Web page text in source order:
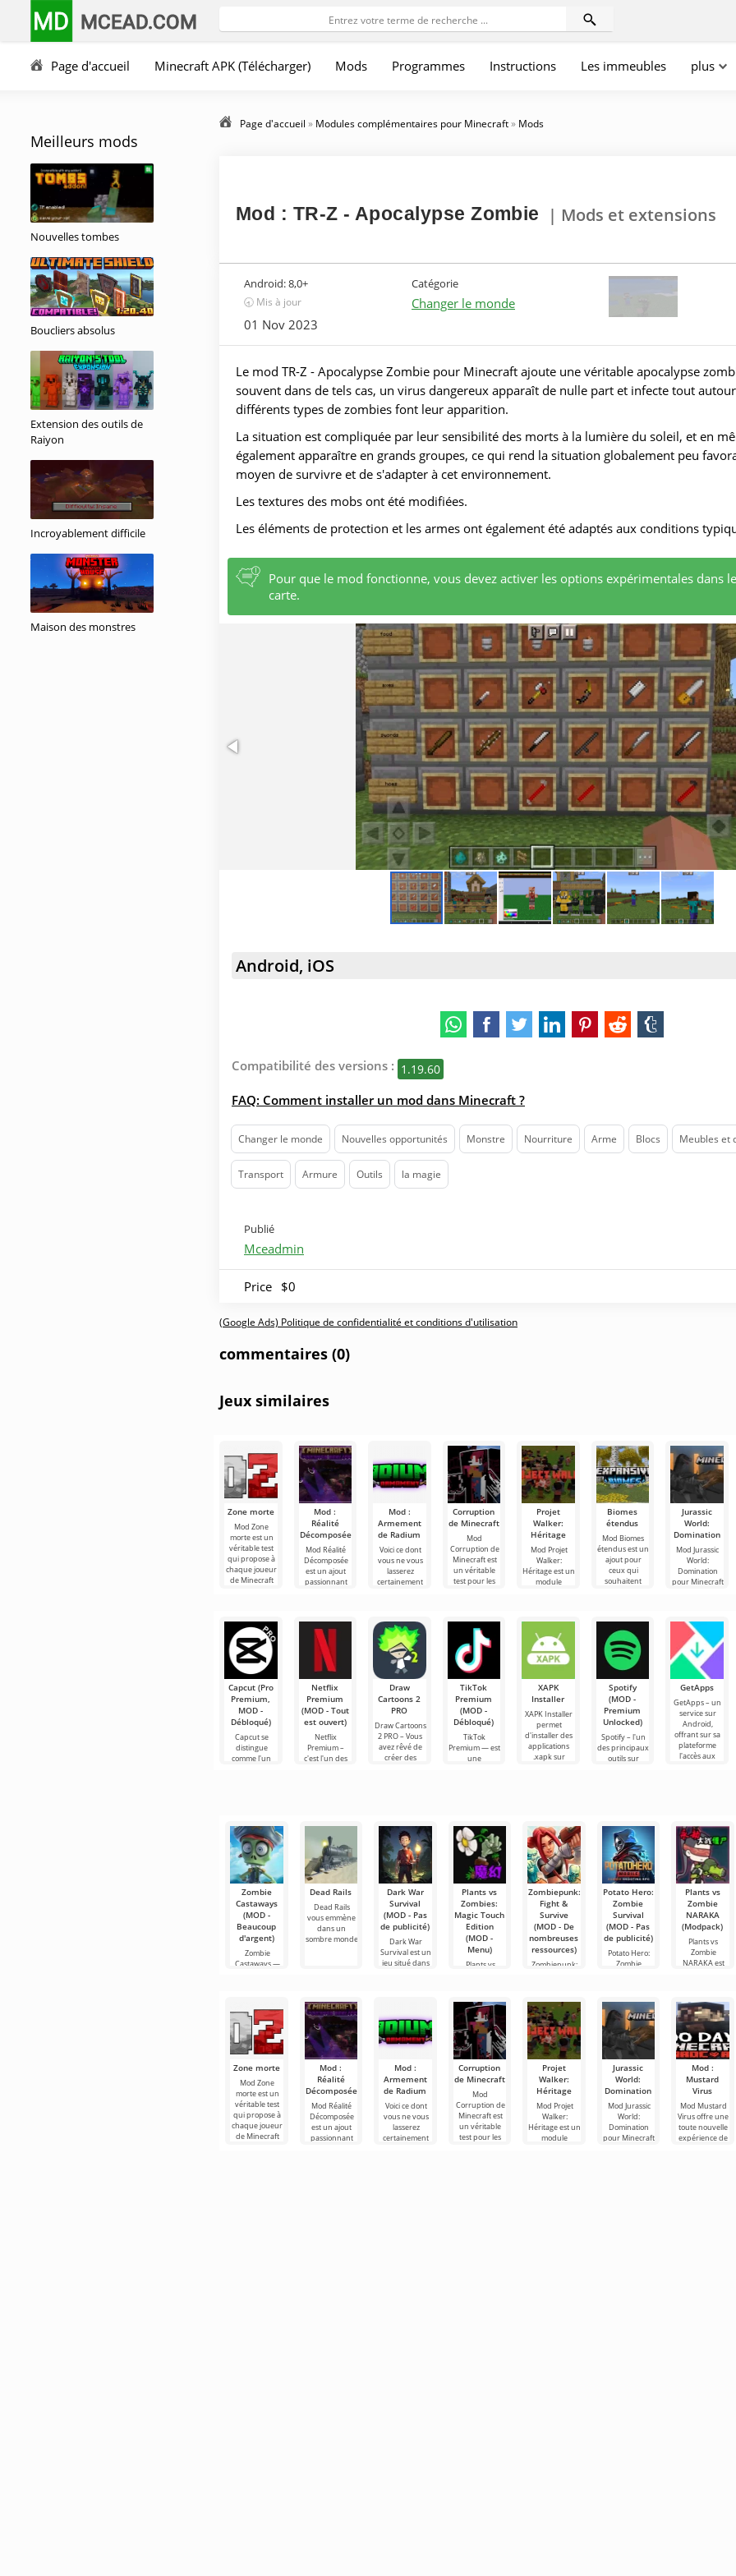
MD MCEAD.COM
Page d'accueil Minecraft APK (Télécharger) Mods Programmes Instructions Les immeubles plus
Meilleurs mods
Nouvelles tombes
Boucliers absolus
Extension des outils de
Raiyon
Incroyablement difficile
Maison des monstres
Page d'accueil » Modules complémentaires pour Minecraft» Mods
Mod : TR-Z - Apocalypse Zombie | Mods et extensions
Android:8,0+
🕣 Mis à jour
01 Nov 2023
Catégorie
Changer le monde
Le mod TR-Z - Apocalypse Zombie pour Minecraft ajoute une véritable apocalypse
souvent dans de tels cas, un virus dangereux apparaît de nulle part et infecte tout
différents types de zombies font leur apparition.
La situation est compliquée par leur sensibilité des morts à la lumière du soleil, et en
également apparaître en grands groupes, ce qui rend la situation globalement peu
moyen de survivre et de s'adapter à cet environnement.
Les textures des mobs ont été modifiées.
Les éléments de protection et les armes ont également été adaptés aux conditions
Pour que le mod fonctionne, vous devez activer les options expérimentales dans
carte.
Android, iOS
Compatibilité des versions : 1.19.60
FAQ: Comment installer un mod dans Minecraft ?
Changer le monde Nouvelles opportunités Monstre Nourriture Arme Blocs Meubles et
Transport Armure Outils la magie
Publié
Mceadmin
Price $0
(Google Ads) Politique de confidentialité et conditions d'utilisation
commentaires (0)
Jeux similaires
Zone morte
Mod Zone
morte est un
véritable test
qui propose à
chaque joueur
de Minecraft
Mod :
Réalité
Décomposée
Mod Réalité
Décomposée
est un ajout
passionnant
appelé l'Assaut
Mod :
Armement
de Radium
Voici ce dont
vous ne vous
lasserez
certainement
sont les
Corruption
de Minecraft
Mod
Corruption de
Minecraft est
un véritable
test pour les
qui
Projet
Walker:
Héritage
Mod Projet
Walker:
Héritage est un
module
dans lequel les
Biomes
étendus
Mod Biomes
étendus est un
ajout pour
ceux qui
souhaitent
travers
Jurassic
World:
Domination
Mod Jurassic
World:
Domination
pour Minecraft
du jeu , le
Capcut (Pro
Premium,
MOD -
Débloqué)
Capcut se
distingue
comme l'un
Netflix
Premium
(MOD - Tout
est ouvert)
Netflix
Premium –
c'est l'un des
Draw
Cartoons 2
PRO
Draw Cartoons
2 PRO – Vous
avez rêvé de
créer des
TikTok
Premium
(MOD -
Débloqué)
TikTok
Premium — est
une
XAPK
Installer
XAPK Installer
permet
d'installer des
applications
.xapk sur
Spotify
(MOD -
Premium
Unlocked)
Spotify – l'un
des principaux
outils sur
GetApps
GetApps – un
service sur
Android,
offrant sur sa
plateforme
l'accès aux
Zombie
Castaways
(MOD -
Beaucoup
d'argent)
Zombie
Castaways —
Dead Rails
Dead Rails
vous emmène
dans un
sombre monde
Dark War
Survival
(MOD - Pas
de publicité)
Dark War
Survival est un
jeu situé dans
Plants vs
Zombies:
Magic Touch
Edition
(MOD -
Menu)
Plants vs
Zombiepunk:
Fight &
Survive
(MOD - De
nombreuses
ressources)
Zombiepunk:
Potato Hero:
Zombie
Survival
(MOD - Pas
de publicité)
Potato Hero:
Zombie
Plants vs
Zombie
NARAKA
(Modpack)
Plants vs
Zombie
NARAKA est
Zone morte
Mod Zone
morte est un
véritable test
qui propose à
chaque joueur
de Minecraft
Mod :
Réalité
Décomposée
Mod Réalité
Décomposée
est un ajout
passionnant
Mod :
Armement
de Radium
Voici ce dont
vous ne vous
lasserez
certainement
Corruption
de Minecraft
Mod
Corruption de
Minecraft est
un véritable
test pour les
Projet
Walker:
Héritage
Mod Projet
Walker:
Héritage est un
module
Jurassic
World:
Domination
Mod Jurassic
World:
Domination
pour Minecraft
Mod :
Mustard
Virus
Mod Mustard
Virus offre une
toute nouvelle
expérience de